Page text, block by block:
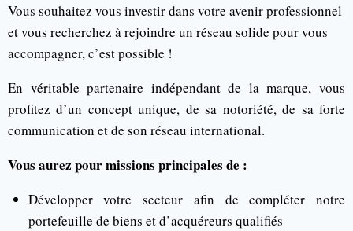
Vous souhaitez vous investir dans votre avenir professionnel
et vous recherchez à rejoindre un réseau solide pour vous
accompagner, c’est possible !
En véritable partenaire indépendant de la marque, vous
profitez d’un concept unique, de sa notoriété, de sa forte
communication et de son réseau international.
Vous aurez pour missions principales de :
Développer votre secteur afin de compléter notre
portefeuille de biens et d’acquéreurs qualifiés